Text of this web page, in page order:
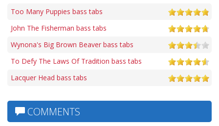
Too Many Puppies bass tabs
John The Fisherman bass tabs
Wynona's Big Brown Beaver bass tabs
To Defy The Laws Of Tradition bass tabs
Lacquer Head bass tabs
COMMENTS